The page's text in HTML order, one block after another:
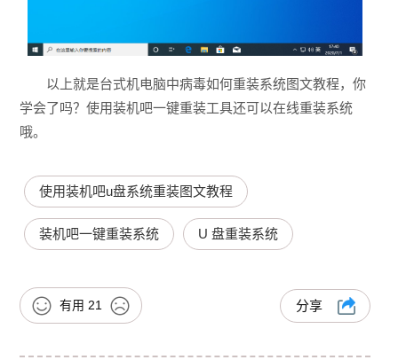
以上就是台式机电脑中病毒如何重装系统图文教程，你
学会了吗？使用装机吧一键重装工具还可以在线重装系统
哦。
使用装机吧u盘系统重装图文教程
装机吧一键重装系统 U 盘重装系统
有用 21 分享